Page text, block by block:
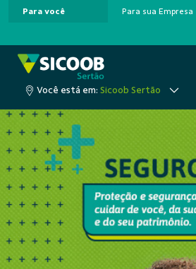
Pular para o Conteúdo principal
Para você Para sua Empresa
Você está em: Sicoob Sertão